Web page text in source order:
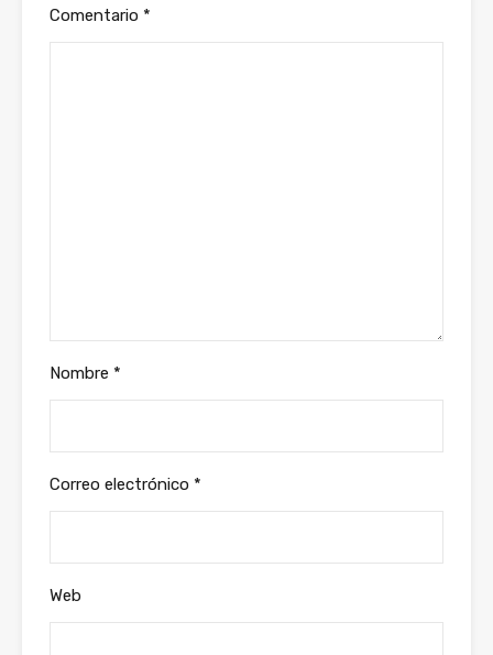
Comentario *
Nombre *
Correo electrónico *
Web